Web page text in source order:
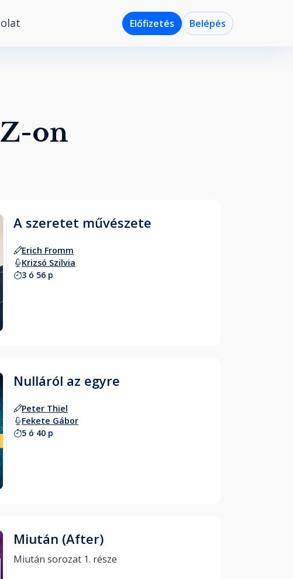
Előfizetés Belépés
on
A szeretet művészete
Erich Fromm
Krizsó Szilvia
3 ó 56 p
Nulláról az egyre
Peter Thiel
Fekete Gábor
5 ó 40 p
Miután (After)